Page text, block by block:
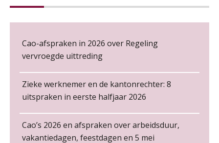
ongemakkelijke positie van payroll
werkvloer
Cao-afspraken in 2026 over Regeling
vervroegde uittreding
Zieke werknemer en de kantonrechter: 8
uitspraken in eerste halfjaar 2026
Cao’s 2026 en afspraken over arbeidsduur,
vakantiedagen, feestdagen en 5 mei
12
18
NOV
MOCuitgevers
20
Online training Power Pivot (SUPER Draaitabel)